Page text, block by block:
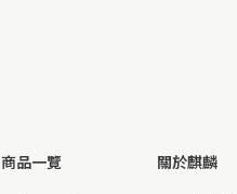
商品一覽 關於麒麟